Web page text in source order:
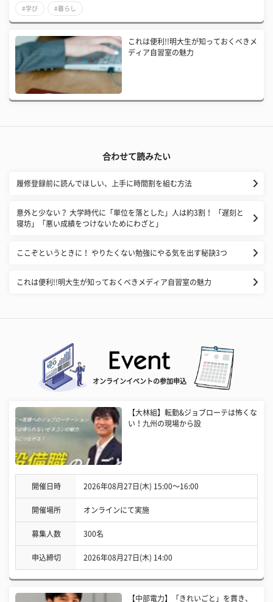
#学び #暮らし
これは便利!!明大生が知っておくべきメ
ディア自習室の魅力
合わせて読みたい
履修登録前に読んでほしい、上手に時間割を組む方法
​意外と少ない？ 大学時代に「単位を落とした」人は約3割！ 「遅刻と
寝坊」「悪い成績をつけないためにわざと」
ここぞというときに！ やりたくない勉強にやる気を出す秘訣3つ
これは便利!!明大生が知っておくべきメディア自習室の魅力
オンラインイベントの参加申込
【大林組】転勤&ジョブローテは怖くな
い！九州の現場から設
開催日時 2026年08月27日(木) 15:00〜16:00
開催場所 オンラインにて実施
募集人数 300名
申込締切 2026年08月27日(木) 14:00
【中部電力】「きれいごと」を貫き、